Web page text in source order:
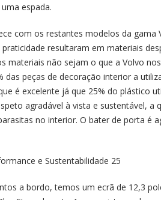
espada.
com os restantes modelos da gama
resultaram em materiais
materiais não sejam o que a Volvo
das peças de decoração interior a
é excelente já que 25% do plástico
agradável à vista e sustentável,
no interior. O bater de porta é
a bordo, temos um ecrã de 12,3